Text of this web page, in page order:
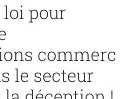
loi pour
commerc
le secteur